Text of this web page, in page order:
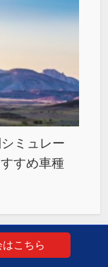
ミュレー
すめ車種
はこちら